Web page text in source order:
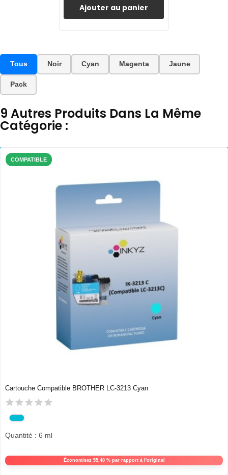
Ajouter au panier
Tous Noir Cyan Magenta Jaune
Pack
9 Autres Produits Dans La Même
Catégorie :
COMPATIBLE
Cartouche Compatible BROTHER LC-3213 Cyan
Économisez 55,48 % par rapport à l'original
Quantité : 6 ml